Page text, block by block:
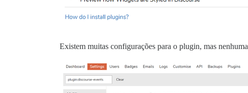
Existem muitas configurações para o plugin, mas